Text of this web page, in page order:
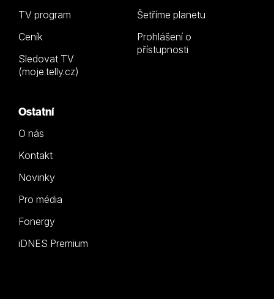
TV program
Ceník
Sledovat TV
(moje.telly.cz)
Šetříme planetu
Prohlášení o
přístupnosti
Ostatní
O nás
Kontakt
Novinky
Pro média
Fonergy
iDNES Premium